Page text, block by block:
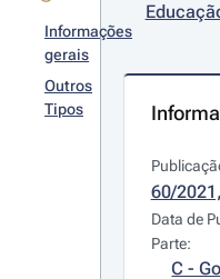
Informações
gerais
Outros
Tipos
60/
Data de
Parte:
C -